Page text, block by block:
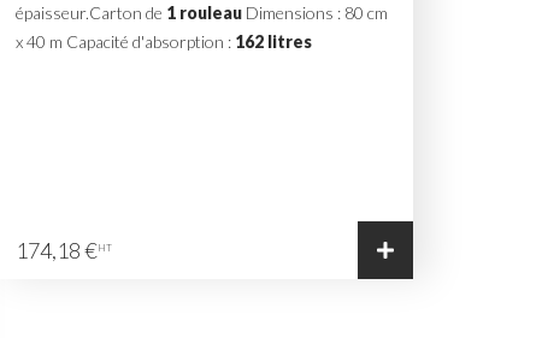
épaisseur.Carton de 1 rouleauDimensions : 80 cm
x 40 m Capacité d'absorption :162 litres
174,18 €HT